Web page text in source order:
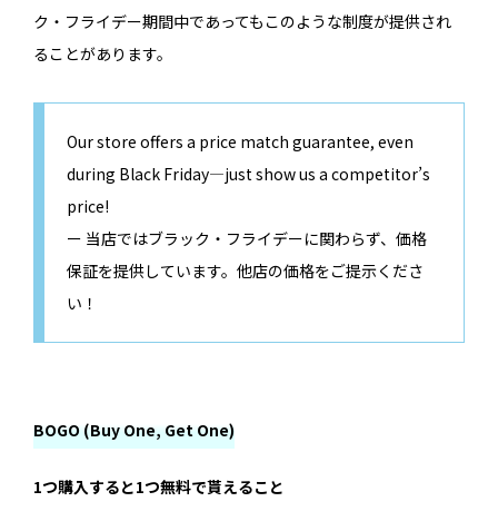
ク・フライデー期間中であってもこのような制度が提供され
ることがあります。
Our store offers a price match guarantee, even
during Black Friday—just show us a competitor’s
price!
ー 当店ではブラック・フライデーに関わらず、価格
保証を提供しています。他店の価格をご提示くださ
い！
BOGO (Buy One, Get One)
1つ購入すると1つ無料で貰えること